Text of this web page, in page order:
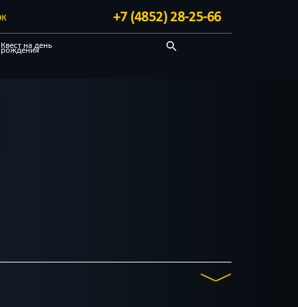
+7 (4852) 28-25-66
Квест на день
рождения